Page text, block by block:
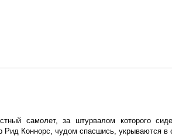
самолет, за штурвалом которого
Рид Коннорс, чудом спасшись, укрываются в